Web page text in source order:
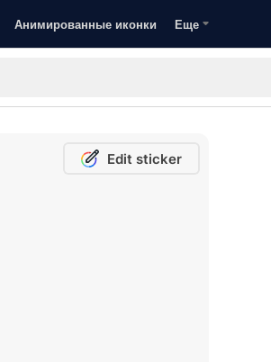
Анимированные иконки Еще
Edit sticker